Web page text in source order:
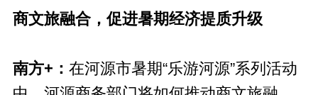
商文旅融合，促进暑期经济提质升级
南方+： 在河源市暑期“乐游河源”系列活动